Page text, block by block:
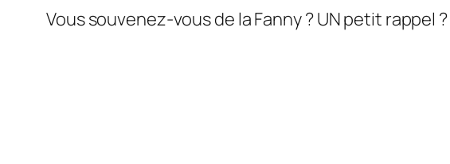
Vous souvenez-vous de la Fanny ? UN petit rappel ?